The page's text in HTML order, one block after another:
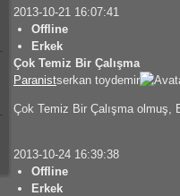
2013-10-21 16:07:41
Offline
Erkek
Çok Temiz Bir Çalışma
Paranistserkan toydemir
Çok Temiz Bir Çalışma olmuş,
2013-10-24 16:39:38
Offline
Erkek